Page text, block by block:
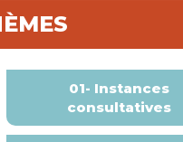
01- Instances
consultatives